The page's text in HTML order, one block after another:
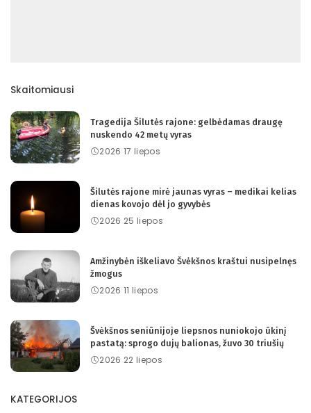
Skaitomiausi
Tragedija Šilutės rajone: gelbėdamas draugę
nuskendo 42 metų vyras
2026 17 liepos
Šilutės rajone mirė jaunas vyras – medikai kelias
dienas kovojo dėl jo gyvybės
2026 25 liepos
Amžinybėn iškeliavo Švėkšnos kraštui nusipelnęs
žmogus
2026 11 liepos
Švėkšnos seniūnijoje liepsnos nuniokojo ūkinį
pastatą: sprogo dujų balionas, žuvo 30 triušių
2026 22 liepos
KATEGORIJOS